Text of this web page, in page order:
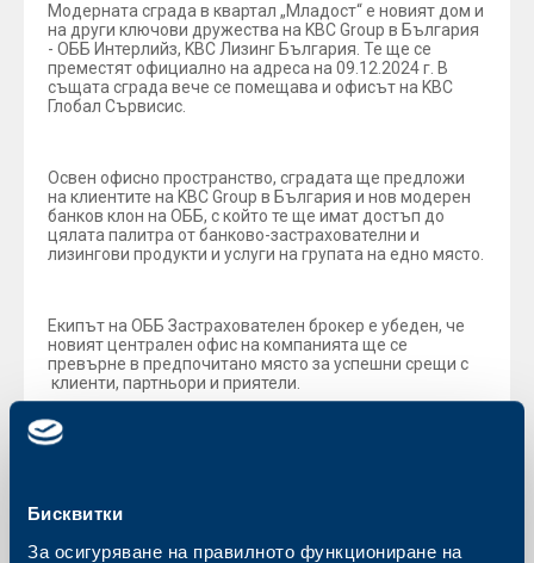
Бисквитки
За осигуряване на правилното функциониране на
Модерната сграда в квартал „Младост“ е новият дом и
на други ключови дружества на KBC Group в България
- ОББ Интерлийз, KBC Лизинг България. Те ще се
преместят официално на адреса на 09.12.2024 г. В
същата сграда вече се помещава и офисът на KBC
Глобал Сървисис.
Освен офисно пространство, сградата ще предложи
на клиентите на KBC Group в България и нов модерен
банков клон на ОББ, с който те ще имат достъп до
цялата палитра от банково-застрахователни и
лизингови продукти и услуги на групата на едно място.
Екипът на ОББ Застрахователен брокер е убеден, че
новият централен офис на компанията ще се
превърне в предпочитано място за успешни срещи с
клиенти, партньори и приятели.